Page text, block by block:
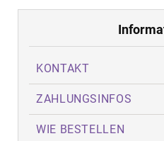
KONTAKT
ZAHLUNGSINFOS
WIE BESTELLEN